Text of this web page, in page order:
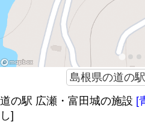
島根県の道の
道の駅 広瀬・富田城の施設 [
し]